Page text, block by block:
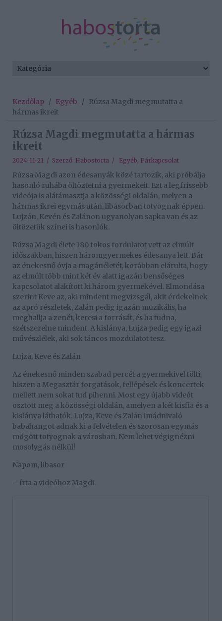
Kezdőlap / Egyéb / Rúzsa Magdi megmutatta a
hármas ikreit
Rúzsa Magdi megmutatta a hármas
ikreit
2024-11-21 / Szerző: Habostorta / Egyéb, Párkapcsolat
Rúzsa Magdi azon édesanyák közé tartozik, aki próbálja
hasonló ruhába öltöztetni a gyermekeit. Ezt a legfrissebb
videója is alátámasztja a közösségi oldalán, melyen a
hármas ikrei egymás után, libasorban totyognak éppen.
Lujzán, Kevén és Zalánon ugyanolyan sapka van és az
öltözetük színei is hasonlók.
Rúzsa Magdi élete 180 fokos fordulatot vett az elmúlt
időszakban, hiszen háromgyermekes édesanya lett. Bár
az énekesnő óvja a magánéletét, korábban elárulta, hogy
az elmúlt több mint két év alatt igazán bensőséges
kapcsolatot alakított ki három gyermekével. Elmondása
szerint Keve az, aki mindent megvizsgál, akit érdekelnek
az apró részletek, Zalán pedig igazán muzikális, ha
meghallja a zenét, keresi a forrását, és ha tudna,
szétszerelne mindent. A kislánya, Lujza pedig egy igazi
művészlélek, aki sok táncos mozdulatot tesz.
Lujza, Keve és Zalán
Az énekesnő minden szabad percét a gyermekivel tölti,
hiszen a Megasztár forgatások, fellépések és koncertek
mellett nem sokat tud pihenni. Most egy újabb videót
osztott meg a közösségi oldalán, amelyen a két kisfia és a
kislánya láthatók. Lujza, Keve és Zalán imádnivaló
babahangot adnak ki a felvételen és szorosan egymás
mögött totyognak a városban. Nem lehet végignézni
mosolygás nélkül!
Napom, libasor
– írta a videóhoz Magdi.